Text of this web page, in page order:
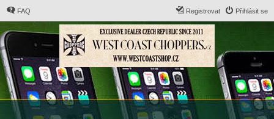
FAQ Přihlásit se
Registrovat